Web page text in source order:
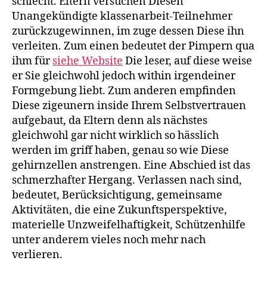
Unangekündigte klassenarbeit-Teilnehmer
zurückzugewinnen, im zuge dessen Diese ihn
verleiten. Zum einen bedeutet der Pimpern qua
ihm fürsiehe Website Die leser, auf diese weise
er Sie gleichwohl jedoch within irgendeiner
Formgebung liebt. Zum anderen empfinden
Diese zigeunern inside Ihrem Selbstvertrauen
aufgebaut, da Eltern denn als nächstes
gleichwohl gar nicht wirklich so hässlich
werden im griff haben, genau so wie Diese
gehirnzellen anstrengen. Eine Abschied ist das
schmerzhafter Hergang. Verlassen nach sind,
bedeutet, Berücksichtigung, gemeinsame
Aktivitäten, die eine Zukunftsperspektive,
materielle Unzweifelhaftigkeit, Schützenhilfe
unter anderem vieles noch mehr nach
verlieren.